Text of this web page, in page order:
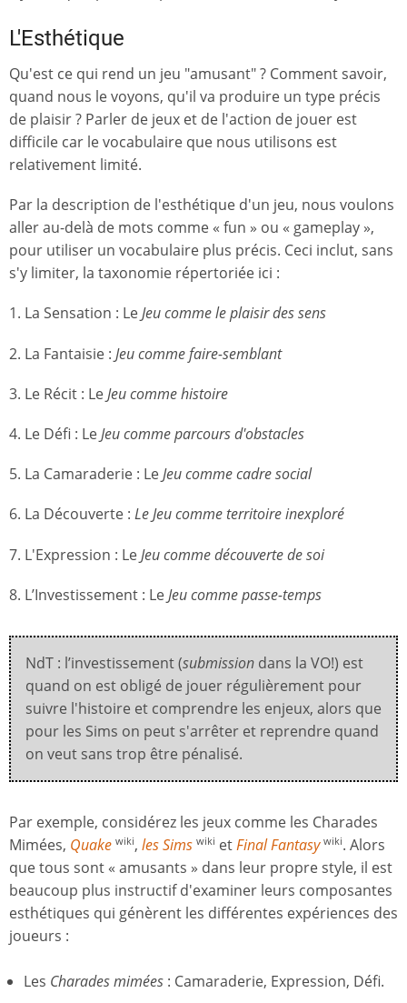
L'Esthétique
Qu'est ce qui rend un jeu "amusant" ? Comment savoir,
quand nous le voyons, qu'il va produire un type précis
de plaisir ? Parler de jeux et de l'action de jouer est
difficile car le vocabulaire que nous utilisons est
relativement limité.
Par la description de l'esthétique d'un jeu, nous voulons
aller au-delà de mots comme « fun » ou « gameplay »,
pour utiliser un vocabulaire plus précis. Ceci inclut, sans
s'y limiter, la taxonomie répertoriée ici :
1. La Sensation : LeJeu comme le plaisir des sens
2. La Fantaisie : Jeu comme faire-semblant
3. Le Récit : LeJeu comme histoire
4. Le Défi : LeJeu comme parcours d'obstacles
5. La Camaraderie : LeJeu comme cadre social
6. La Découverte : LeJeu comme territoire inexploré
7. L'Expression : LeJeu comme découverte de soi
8. L’Investissement : LeJeu comme passe-temps
NdT : l’investissement (submission dans la VO!) est
quand on est obligé de jouer régulièrement pour
suivre l'histoire et comprendre les enjeux, alors que
pour les Sims on peut s'arrêter et reprendre quand
on veut sans trop être pénalisé.
Par exemple, considérez les jeux comme les Charades
Mimées, Quake wiki, les Sims wiki etFinal Fantasy wiki. Alors
que tous sont « amusants » dans leur propre style, il est
beaucoup plus instructif d'examiner leurs composantes
esthétiques qui génèrent les différentes expériences des
joueurs :
Les Charades mimées : Camaraderie, Expression, Défi.